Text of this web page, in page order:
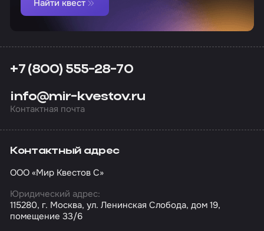
Найти квест
+7 (800) 555-28-70
info@mir-kvestov.ru
Контактная почта
Контактный адрес
ООО «Мир Квестов С»
Юридический адрес:
115280, г. Москва, ул. Ленинская Слобода, дом 19,
помещение 33/6